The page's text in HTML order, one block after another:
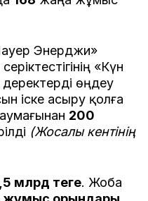
Энерджи»
«Күн
өңдеу
іске асыру қолға
200
(Жосалы кентінің
млрд теңге. Жоба